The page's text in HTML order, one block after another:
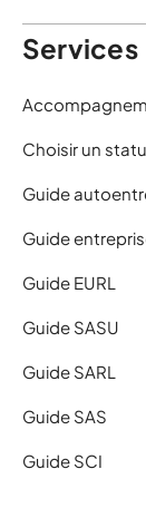
Services
Choisir un
Guide
Guide
Guide EURL
Guide SASU
Guide SARL
Guide SAS
Guide SCI